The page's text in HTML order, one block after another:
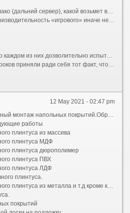
сервер), какой возьмет всю нагрузку на себя.
«игрового» иначе не дюже tv box.
испытывать сообразно ссылке [url=https://idgame88.site/]idgame88.site[/url].
компьютеры перестанут быть актуальным, их заменять более компактные и портативные устройства. В таком случае, преимущественно в выигрышном положении Perspicacious tv pin down, так точно они довольно маленькие и присутствие этом позволяют забавлять на большом экране.
12 May 2021 - 02:47 pm
Профессиональный монтаж напольных покрытий.Обращайтесь всегда рады вам помочь.
работы
плинтуса из массива
плинтуса МДФ
плинтуса дюрополимер
плинтуса ПВХ
плинтуса ЛДФ
плинтуса.
плинтуса из металла и т.д кроме камня.
покрытий